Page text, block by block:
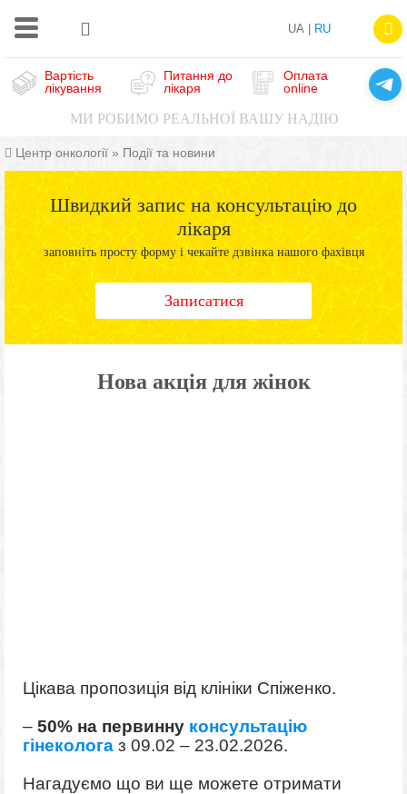
UA | RU
Вартість
лікування
Питання до
лікаря
Оплата
online
МИ РОБИМО РЕАЛЬНОЇ ВАШУ НАДІЮ
Центр онкології » Події та новини
Швидкий запис на консультацію до
лікаря
заповніть просту форму і чекайте дзвінка нашого фахівця
Записатися
Нова акція для жінок
Цікава пропозиція від клініки Спіженко.
– 50% на первинну консультацію
гінеколога з 09.02 – 23.02.2026.
Нагадуємо що ви ще можете отримати